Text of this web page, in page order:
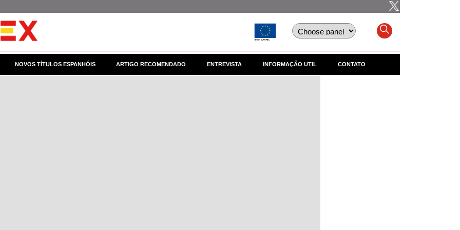
NOVOS TÍTULOS ESPANHÓIS ARTIGO RECOMENDADO ENTREVISTA INFORMAÇÃO UTIL CONTATO